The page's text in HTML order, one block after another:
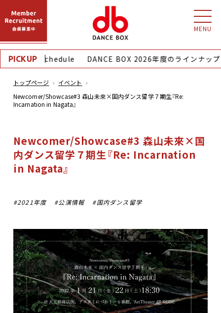
MENU
PICKUP
Monthly Schedule DANCE BOX 2026年度のラインナップ
トップページ
イベント
Newcomer/Showcase#3 森山未來×国内ダンス留学７期生『Re:
Incarnation in Nagata』
Newcomer/Showcase#3 森山未來×国
内ダンス留学７期生『Re: Incarnation
in Nagata』
2021年度 公演情報 国内ダンス留学